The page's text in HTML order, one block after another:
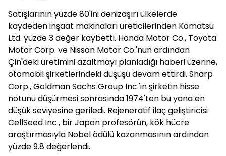
Satışlarının yüzde 80'ini denizaşırı ülkelerde
kaydeden inşaat makinaları üreticilerinden Komatsu
Ltd. yüzde 3 değer kaybetti. Honda Motor Co., Toyota
Motor Corp. ve Nissan Motor Co.'nun ardından
Çin'deki üretimini azaltmayı planladığı haberi üzerine,
otomobil şirketlerindeki düşüşü devam ettirdi. Sharp
Corp., Goldman Sachs Group Inc.'in şirketin hisse
notunu düşürmesi sonrasında 1974'ten bu yana en
düşük seviyesine geriledi. Rejeneratif ilaç geliştiricisi
CellSeed Inc., bir Japon profesörün, kök hücre
araştırmasıyla Nobel ödülü kazanmasının ardından
yüzde 9.8 değerlendi.